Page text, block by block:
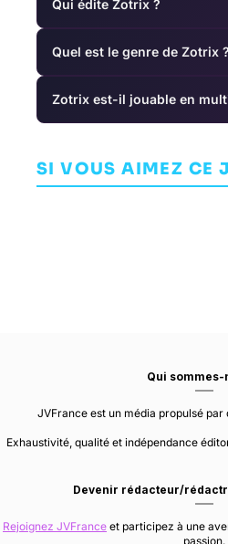
Qui édite Zotrix ?
Quel est le genre de Zotrix ?
Zotrix est-il jouable en
SI VOUS AIMEZ CE
Elite:
FRONTIER
AVENTURE
Qui sommes-
JVFrance est un média propulsé par
Exhaustivité, qualité et indépendance
Devenir rédacteur/
Rejoignez JVFrance et participez à une
passion.